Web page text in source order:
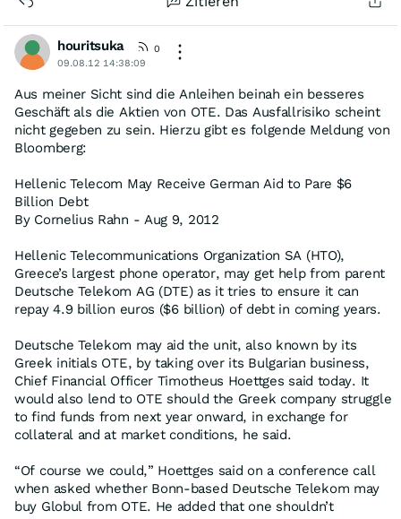
houritsuka
0
09.08.12 14:38:09
Aus meiner Sicht sind die Anleihen beinah ein besseres
Geschäft als die Aktien von OTE. Das Ausfallrisiko scheint
nicht gegeben zu sein. Hierzu gibt es folgende Meldung von
Bloomberg:
Hellenic Telecom May Receive German Aid to Pare $6
Billion Debt
By Cornelius Rahn - Aug 9, 2012
Hellenic Telecommunications Organization SA (HTO),
Greece’s largest phone operator, may get help from parent
Deutsche Telekom AG (DTE) as it tries to ensure it can
repay 4.9 billion euros ($6 billion) of debt in coming years.
Deutsche Telekom may aid the unit, also known by its
Greek initials OTE, by taking over its Bulgarian business,
Chief Financial Officer Timotheus Hoettges said today. It
would also lend to OTE should the Greek company struggle
to find funds from next year onward, in exchange for
collateral and at market conditions, he said.
“Of course we could,” Hoettges said on a conference call
when asked whether Bonn-based Deutsche Telekom may
buy Globul from OTE. He added that one shouldn’t